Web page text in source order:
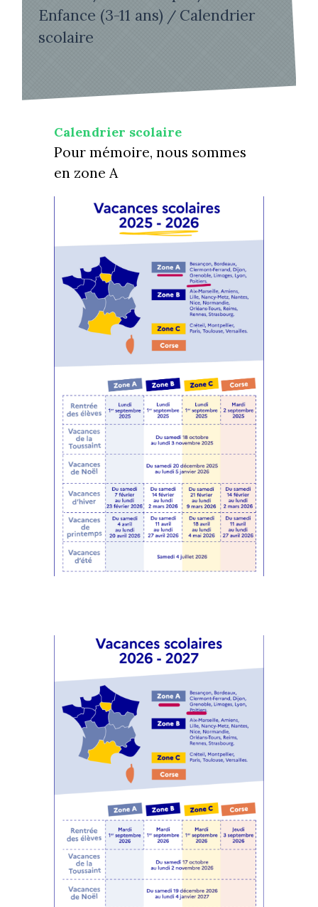
Enfance (3-11 ans) / Calendrier
scolaire
Calendrier scolaire
Pour mémoire, nous sommes
en zone A